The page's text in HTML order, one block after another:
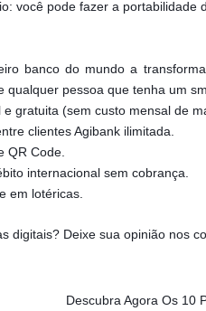
você pode fazer a portabilidade
banco do mundo a
qualquer pessoa que tenha um
gratuita (sem custo mensal de
clientes Agibank ilimitada.
QR Code.
internacional sem cobrança.
em lotéricas.
digitais? Deixe sua opinião nos
Descubra Agora Os 10